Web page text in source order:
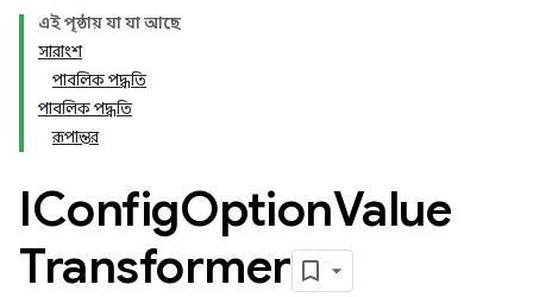
এই পৃষ্ঠায় যা যা আছে
সারাংশ
পাবলিক পদ্ধতি
পাবলিক পদ্ধতি
রূপান্তর
IConfigOptionValue
Transformer